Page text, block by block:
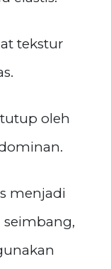
tekstur
oleh
menjadi